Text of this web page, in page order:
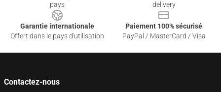
pays
delivery
Garantie internationale
Offert dans le pays d'utilisation
Paiement 100% sécurisé
PayPal / MasterCard / Visa
Contactez-nous